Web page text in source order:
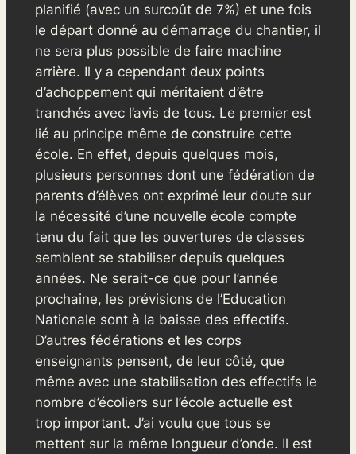
planifié (avec un surcoût de 7%) et une fois
le départ donné au démarrage du chantier, il
ne sera plus possible de faire machine
arrière. Il y a cependant deux points
d’achoppement qui méritaient d’être
tranchés avec l’avis de tous. Le premier est
lié au principe même de construire cette
école. En effet, depuis quelques mois,
plusieurs personnes dont une fédération de
parents d’élèves ont exprimé leur doute sur
la nécessité d’une nouvelle école compte
tenu du fait que les ouvertures de classes
semblent se stabiliser depuis quelques
années. Ne serait-ce que pour l’année
prochaine, les prévisions de l’Education
Nationale sont à la baisse des effectifs.
D’autres fédérations et les corps
enseignants pensent, de leur côté, que
même avec une stabilisation des effectifs le
nombre d’écoliers sur l’école actuelle est
trop important. J’ai voulu que tous se
mettent sur la même longueur d’onde. Il est